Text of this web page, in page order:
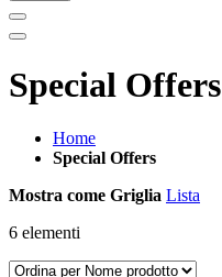
Special Offers
Home
Special Offers
Mostra come Griglia Lista
6 elementi